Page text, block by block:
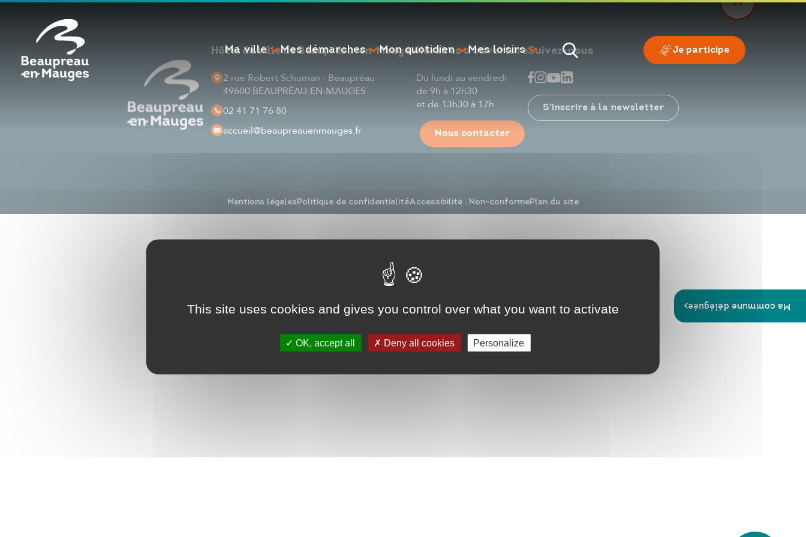
Ma ville Mes démarches Mon quotidien Mes loisirs Je participe
Hôtel de Ville de Beaupréau-en-Mauges
2 rue Robert Schuman - Beaupréau
49600 BEAUPRÉAU-EN-MAUGES
02 41 71 76 80
accueil@beaupreauenmauges.fr
Horaires d'ouverture
Du lundi au vendredi
de 9h à 12h30
et de 13h30 à 17h
Nous contacter
Suivez-nous
S’inscrire à la newsletter
Mentions légalesPolitique de confidentialitéAccessibilité : Non-conformePlan du site
Ma commune déléguée
Infos travaux
Cookies management panel
This site uses cookies and gives you control over what you want to activate
OK, accept all Deny all cookies Personalize